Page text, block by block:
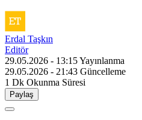
Erdal Taşkın
Editör
29.05.2026 - 13:15Yayınlanma
29.05.2026 - 21:43 Güncelleme
1 Dk Okunma Süresi
Paylaş